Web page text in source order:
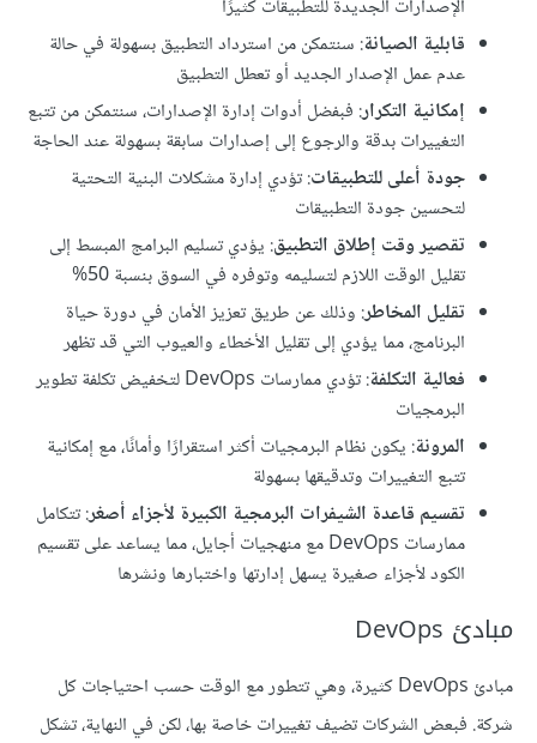
الإصدارات الجديدة للتطبيقات كثيرًا
قابلية الصيانة: سنتمكن من استرداد التطبيق بسهولة في حالة
عدم عمل الإصدار الجديد أو تعطل التطبيق
إمكانية التكرار: فبفضل أدوات إدارة الإصدارات، سنتمكن من تتبع
التغييرات بدقة والرجوع إلى إصدارات سابقة بسهولة عند الحاجة
جودة أعلى للتطبيقات: تؤدي إدارة مشكلات البنية التحتية
لتحسين جودة التطبيقات
تقصير وقت إطلاق التطبيق: يؤدي تسليم البرامج المبسط إلى
تقليل الوقت اللازم لتسليمه وتوفره في السوق بنسبة 50%
تقليل المخاطر: وذلك عن طريق تعزيز الأمان في دورة حياة
البرنامج، مما يؤدي إلى تقليل الأخطاء والعيوب التي قد تظهر
فعالية التكلفة
: تؤدي ممارسات DevOps لتخفيض تكلفة تطوير
البرمجيات
المرونة: يكون نظام البرمجيات أكثر استقرارًا وأمانًا، مع إمكانية
تتبع التغييرات وتدقيقها بسهولة
تقسيم قاعدة الشيفرات البرمجية الكبيرة لأجزاء أصغر: تتكامل
ممارسات DevOps مع منهجيات أجايل، مما يساعد على تقسيم
الكود لأجزاء صغيرة يسهل إدارتها واختبارها ونشرها
مبادئ DevOps
مبادئ DevOps كثيرة، وهي تتطور مع الوقت حسب احتياجات كل
شركة. فبعض الشركات تضيف تغييرات خاصة بها، لكن في النهاية، تشكل